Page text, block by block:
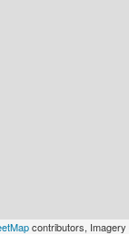
contributors,